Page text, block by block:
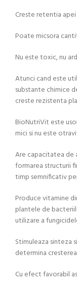
Creste retentia apei
Poate micsora
Nu este toxic, nu
Atunci cand este
substante chimice
creste rezistenta
BioNutriVit este
mici si nu este
Are capacitatea de
formarea structurii
timp semnificativ
Produce vitamine
plantele de
utilizare a
Stimuleaza sinteza
determina
Cu efect favorabil